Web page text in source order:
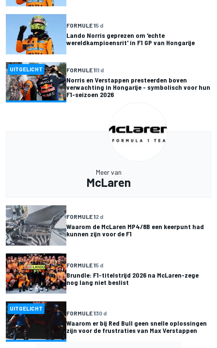
FORMULE 15 d
Lando Norris geprezen om 'echte
wereldkampioensrit' in F1 GP van Hongarije
UITGELICHT FORMULE 111 d
Norris en Verstappen presteerden boven
verwachting in Hongarije - symbolisch voor hun
F1-seizoen 2026
Meer van
McLaren
FORMULE 12 d
Waarom de McLaren MP4/8B een keerpunt had
kunnen zijn voor de F1
FORMULE 15 d
Brundle: F1-titelstrijd 2026 na McLaren-zege
nog lang niet beslist
UITGELICHT
FORMULE 130 d
Waarom er bij Red Bull geen snelle oplossingen
zijn voor de frustraties van Max Verstappen